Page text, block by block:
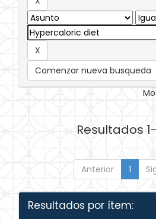
Comenzar nueva busqueda
Resultados 1-
Anterior 1
Resultados por ítem: